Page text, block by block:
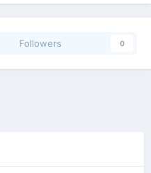
Followers 0